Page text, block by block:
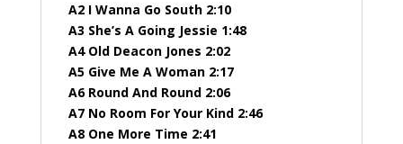
A2 I Wanna Go South 2:10
A3 She’s A Going Jessie 1:48
A4 Old Deacon Jones 2:02
A5 Give Me A Woman 2:17
A6 Round And Round 2:06
A7 No Room For Your Kind 2:46
A8 One More Time 2:41